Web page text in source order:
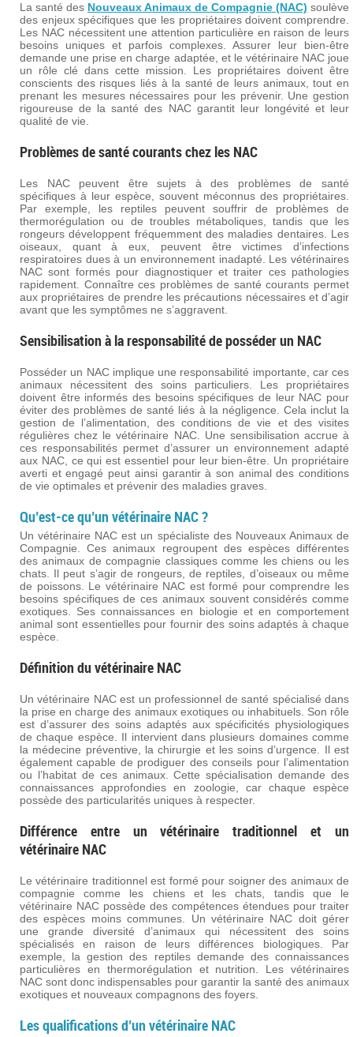
La santé des Nouveaux Animaux de Compagnie (NAC) soulève
des enjeux spécifiques que les propriétaires doivent comprendre.
Les NAC nécessitent une attention particulière en raison de leurs
besoins uniques et parfois complexes. Assurer leur bien-être
demande une prise en charge adaptée, et le vétérinaire NAC joue
un rôle clé dans cette mission. Les propriétaires doivent être
conscients des risques liés à la santé de leurs animaux, tout en
prenant les mesures nécessaires pour les prévenir. Une gestion
rigoureuse de la santé des NAC garantit leur longévité et leur
qualité de vie.
Problèmes de santé courants chez les NAC
Les NAC peuvent être sujets à des problèmes de santé
spécifiques à leur espèce, souvent méconnus des propriétaires.
Par exemple, les reptiles peuvent souffrir de problèmes de
thermorégulation ou de troubles métaboliques, tandis que les
rongeurs développent fréquemment des maladies dentaires. Les
oiseaux, quant à eux, peuvent être victimes d’infections
respiratoires dues à un environnement inadapté. Les vétérinaires
NAC sont formés pour diagnostiquer et traiter ces pathologies
rapidement. Connaître ces problèmes de santé courants permet
aux propriétaires de prendre les précautions nécessaires et d’agir
avant que les symptômes ne s’aggravent.
Sensibilisation à la responsabilité de posséder un NAC
Posséder un NAC implique une responsabilité importante, car ces
animaux nécessitent des soins particuliers. Les propriétaires
doivent être informés des besoins spécifiques de leur NAC pour
éviter des problèmes de santé liés à la négligence. Cela inclut la
gestion de l’alimentation, des conditions de vie et des visites
régulières chez le vétérinaire NAC. Une sensibilisation accrue à
ces responsabilités permet d’assurer un environnement adapté
aux NAC, ce qui est essentiel pour leur bien-être. Un propriétaire
averti et engagé peut ainsi garantir à son animal des conditions
de vie optimales et prévenir des maladies graves.
Qu’est-ce qu’un vétérinaire NAC ?
Un vétérinaire NAC est un spécialiste des Nouveaux Animaux de
Compagnie. Ces animaux regroupent des espèces différentes
des animaux de compagnie classiques comme les chiens ou les
chats. Il peut s’agir de rongeurs, de reptiles, d’oiseaux ou même
de poissons. Le vétérinaire NAC est formé pour comprendre les
besoins spécifiques de ces animaux souvent considérés comme
exotiques. Ses connaissances en biologie et en comportement
animal sont essentielles pour fournir des soins adaptés à chaque
espèce.
Définition du vétérinaire NAC
Un vétérinaire NAC est un professionnel de santé spécialisé dans
la prise en charge des animaux exotiques ou inhabituels. Son rôle
est d’assurer des soins adaptés aux spécificités physiologiques
de chaque espèce. Il intervient dans plusieurs domaines comme
la médecine préventive, la chirurgie et les soins d’urgence. Il est
également capable de prodiguer des conseils pour l’alimentation
ou l’habitat de ces animaux. Cette spécialisation demande des
connaissances approfondies en zoologie, car chaque espèce
possède des particularités uniques à respecter.
Différence entre un vétérinaire traditionnel et un
vétérinaire NAC
Le vétérinaire traditionnel est formé pour soigner des animaux de
compagnie comme les chiens et les chats, tandis que le
vétérinaire NAC possède des compétences étendues pour traiter
des espèces moins communes. Un vétérinaire NAC doit gérer
une grande diversité d’animaux qui nécessitent des soins
spécialisés en raison de leurs différences biologiques. Par
exemple, la gestion des reptiles demande des connaissances
particulières en thermorégulation et nutrition. Les vétérinaires
NAC sont donc indispensables pour garantir la santé des animaux
exotiques et nouveaux compagnons des foyers.
Les qualifications d’un vétérinaire NAC